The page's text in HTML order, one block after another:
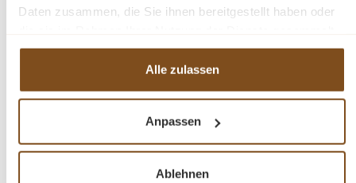
Daten zusammen, die Sie ihnen bereitgestellt haben oder
haben.
Alle zulassen
Anpassen
Ablehnen
Menü schließen
Produktinformationen "Schrank Cortez-
Kollektion 75 cm Mangoholz"
Entdecken Sie das Cortez-Schrank mit einer natürlichen
Struktur. Die eleganten Linien und gefrästen Griffe
Produktgalerie überspringen
Ähnliche Produkte